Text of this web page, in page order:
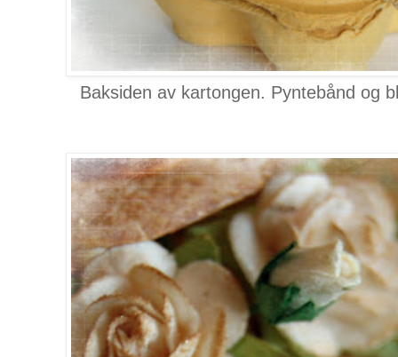
Baksiden av kartongen. Pyntebånd og